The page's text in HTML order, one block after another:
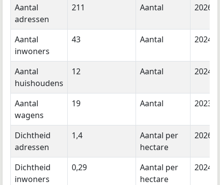
Aantal
adressen
211 Aantal 2026
Aantal
inwoners
43 Aantal 2024
Aantal
huishoudens
12 Aantal 2024
Aantal
wagens
19 Aantal 2023
Dichtheid
adressen
1,4
Aantal per
hectare
2026
Dichtheid
inwoners
0,29
Aantal per
hectare
2024